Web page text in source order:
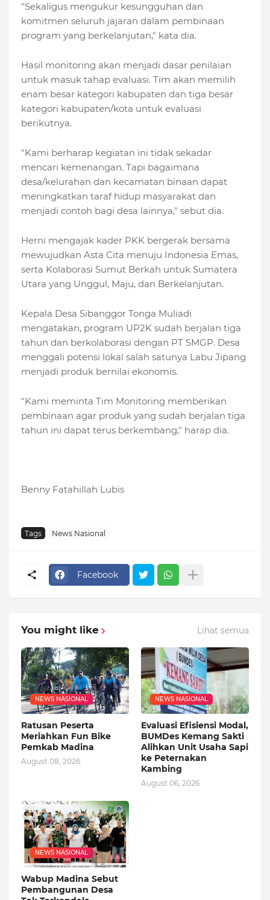
"Sekaligus mengukur kesungguhan dan
komitmen seluruh jajaran dalam pembinaan
program yang berkelanjutan," kata dia.
Hasil monitoring akan menjadi dasar penilaian
untuk masuk tahap evaluasi. Tim akan memilih
enam besar kategori kabupaten dan tiga besar
kategori kabupaten/kota untuk evaluasi
berikutnya.
"Kami berharap kegiatan ini tidak sekadar
mencari kemenangan. Tapi bagaimana
desa/kelurahan dan kecamatan binaan dapat
meningkatkan taraf hidup masyarakat dan
menjadi contoh bagi desa lainnya," sebut dia.
Herni mengajak kader PKK bergerak bersama
mewujudkan Asta Cita menuju Indonesia Emas,
serta Kolaborasi Sumut Berkah untuk Sumatera
Utara yang Unggul, Maju, dan Berkelanjutan.
Kepala Desa Sibanggor Tonga Muliadi
mengatakan, program UP2K sudah berjalan tiga
tahun dan berkolaborasi dengan PT SMGP. Desa
menggali potensi lokal salah satunya Labu Jipang
menjadi produk bernilai ekonomis.
"Kami meminta Tim Monitoring memberikan
pembinaan agar produk yang sudah berjalan tiga
tahun ini dapat terus berkembang," harap dia.
Benny Fatahillah Lubis
Tags News Nasional
Facebook
You might like Lihat semua
NEWS NASIONAL
Ratusan Peserta
Meriahkan Fun Bike
Pemkab Madina
August 08, 2026
NEWS NASIONAL
Evaluasi Efisiensi Modal,
BUMDes Kemang Sakti
Alihkan Unit Usaha Sapi
ke Peternakan
Kambing
August 06, 2026
NEWS NASIONAL
Wabup Madina Sebut
Pembangunan Desa